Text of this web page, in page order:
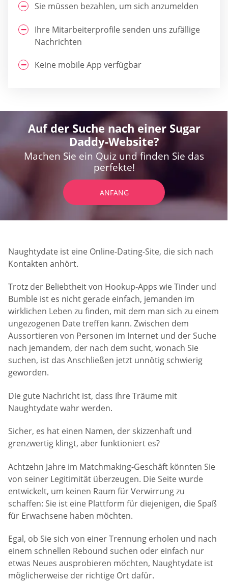
Sie müssen bezahlen, um sich anzumelden
Ihre Mitarbeiterprofile senden uns zufällige
Nachrichten
Keine mobile App verfügbar
Auf der Suche nach einer Sugar
Daddy-Website?
Machen Sie ein Quiz und finden Sie das
perfekte!
ANFANG
Naughtydate ist eine Online-Dating-Site, die sich nach
Kontakten anhört.
Trotz der Beliebtheit von Hookup-Apps wie Tinder und
Bumble ist es nicht gerade einfach, jemanden im
wirklichen Leben zu finden, mit dem man sich zu einem
ungezogenen Date treffen kann. Zwischen dem
Aussortieren von Personen im Internet und der Suche
nach jemandem, der nach dem sucht, wonach Sie
suchen, ist das Anschließen jetzt unnötig schwierig
geworden.
Die gute Nachricht ist, dass Ihre Träume mit
Naughtydate wahr werden.
Sicher, es hat einen Namen, der skizzenhaft und
grenzwertig klingt, aber funktioniert es?
Achtzehn Jahre im Matchmaking-Geschäft könnten Sie
von seiner Legitimität überzeugen. Die Seite wurde
entwickelt, um keinen Raum für Verwirrung zu
schaffen: Sie ist eine Plattform für diejenigen, die Spaß
für Erwachsene haben möchten.
Egal, ob Sie sich von einer Trennung erholen und nach
einem schnellen Rebound suchen oder einfach nur
etwas Neues ausprobieren möchten, Naughtydate ist
möglicherweise der richtige Ort dafür.